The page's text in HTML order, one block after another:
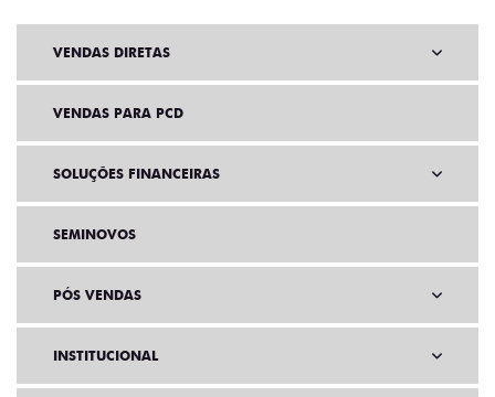
VENDAS DIRETAS
VENDAS PARA PCD
SOLUÇÕES FINANCEIRAS
SEMINOVOS
PÓS VENDAS
INSTITUCIONAL